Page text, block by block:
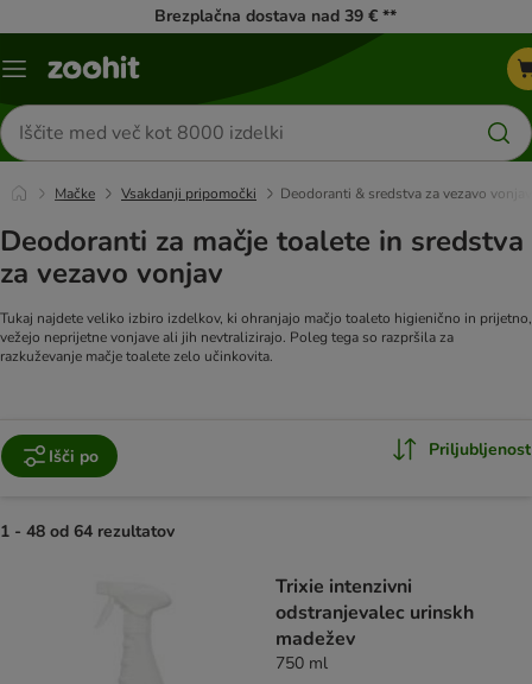
Brezplačna dostava nad 39 € **
Meni
Iskanje
izdelkov
Mačke Vsakdanji pripomočki Deodoranti & sredstva za vezavo vonjav
Deodoranti za mačje toalete in sredstva
za vezavo vonjav
Tukaj najdete veliko izbiro izdelkov, ki ohranjajo mačjo toaleto higienično in prijetno,
vežejo neprijetne vonjave ali jih nevtralizirajo. Poleg tega so razpršila za
razkuževanje mačje toalete zelo učinkovita.
Išči po Priljubljenost
1 - 48 od 64 rezultatov
Trixie intenzivni
odstranjevalec urinskh
madežev
750 ml